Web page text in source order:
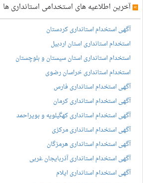
»آخرین اطلاعیه های استخدامی استانداری ها
آگهی استخدام استانداری کردستان
استخدام استانداری استان اردبیل
استخدام استانداری استان سیستان و بلوچستان
استخدام استانداری خراسان رضوی
آگهی استخدام استانداری فارس
آگهی استخدام استانداری کرمان
آگهی استخدام استانداری کهگیلویه و بویراحمد
آگهی استخدام استانداری مرکزی
آگهی استخدام استانداری هرمزگان
آگهی استخدام استانداری آذربایجان غربی
آگهی استخدام استانداری ایلام